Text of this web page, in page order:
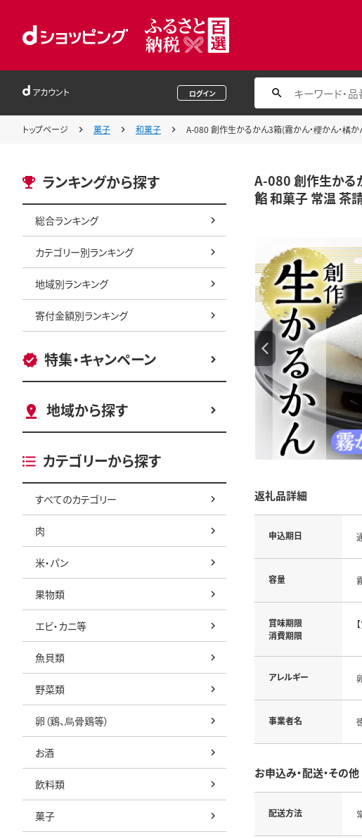
アカウント ログイン
トップページ 菓子 和菓子 A-080 創作生かるかん3箱(霧かん・櫻かん・橘
ランキングから探す
総合ランキング
カテゴリー別ランキング
地域別ランキング
寄付金額別ランキング
特集・キャンペーン
地域から探す
カテゴリーから探す
すべてのカテゴリー
肉
米・パン
果物類
エビ・カニ等
魚貝類
野菜類
卵（鶏、烏骨鶏等）
お酒
飲料類
菓子
A-080 創作生かる
餡 和菓子 常温 茶
返礼品詳細
申込期日
容量
賞味期限
消費期限
アレルギー
事業者名
お申込み・配送・その他
配送方法